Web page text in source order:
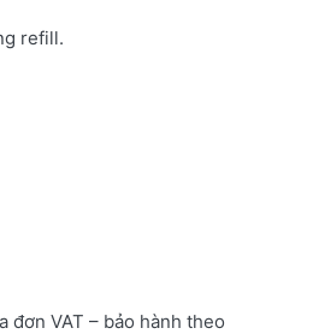
refill.
đơn VAT – bảo hành theo